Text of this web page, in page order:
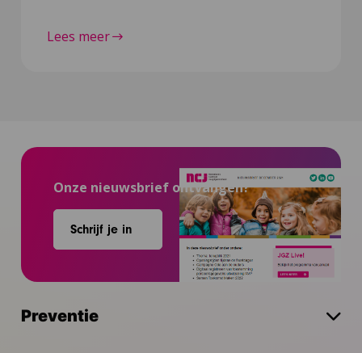
Lees meer
Onze nieuwsbrief ontvangen?
Schrijf je in
Preventie